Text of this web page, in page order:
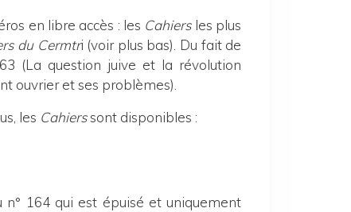
en libre accès : les Cahiersles plus
du Cermtri (voir plus bas). Du fait de
(La question juive et la révolution
ouvrier et ses problèmes).
les Cahierssont disponibles :
164 qui est épuisé et uniquement